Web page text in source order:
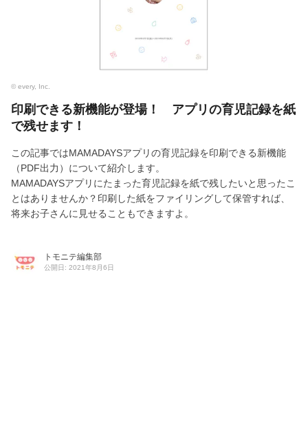
© every, Inc.
印刷できる新機能が登場！ アプリの育児記録を紙
で残せます！
この記事ではMAMADAYSアプリの育児記録を印刷できる新機能
（PDF出力）について紹介します。
MAMADAYSアプリにたまった育児記録を紙で残したいと思ったこ
とはありませんか？印刷した紙をファイリングして保管すれば、
将来お子さんに見せることもできますよ。
トモニテ編集部
公開日: 2021年8月6日